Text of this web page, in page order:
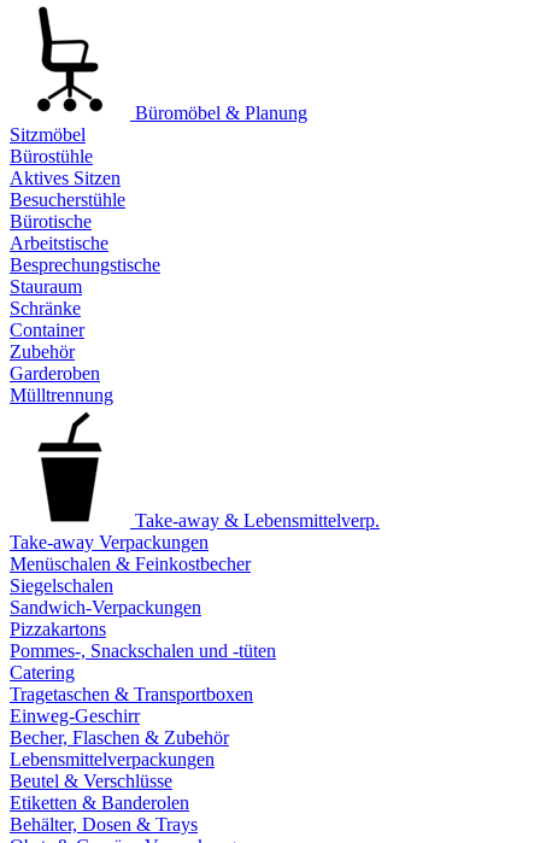
Büromöbel & Planung
Sitzmöbel
Bürostühle
Aktives Sitzen
Besucherstühle
Bürotische
Arbeitstische
Besprechungstische
Stauraum
Schränke
Container
Zubehör
Garderoben
Mülltrennung
Take-away & Lebensmittelverp.
Take-away Verpackungen
Menüschalen & Feinkostbecher
Siegelschalen
Sandwich-Verpackungen
Pizzakartons
Pommes-, Snackschalen und -tüten
Catering
Tragetaschen & Transportboxen
Einweg-Geschirr
Becher, Flaschen & Zubehör
Lebensmittelverpackungen
Beutel & Verschlüsse
Etiketten & Banderolen
Behälter, Dosen & Trays